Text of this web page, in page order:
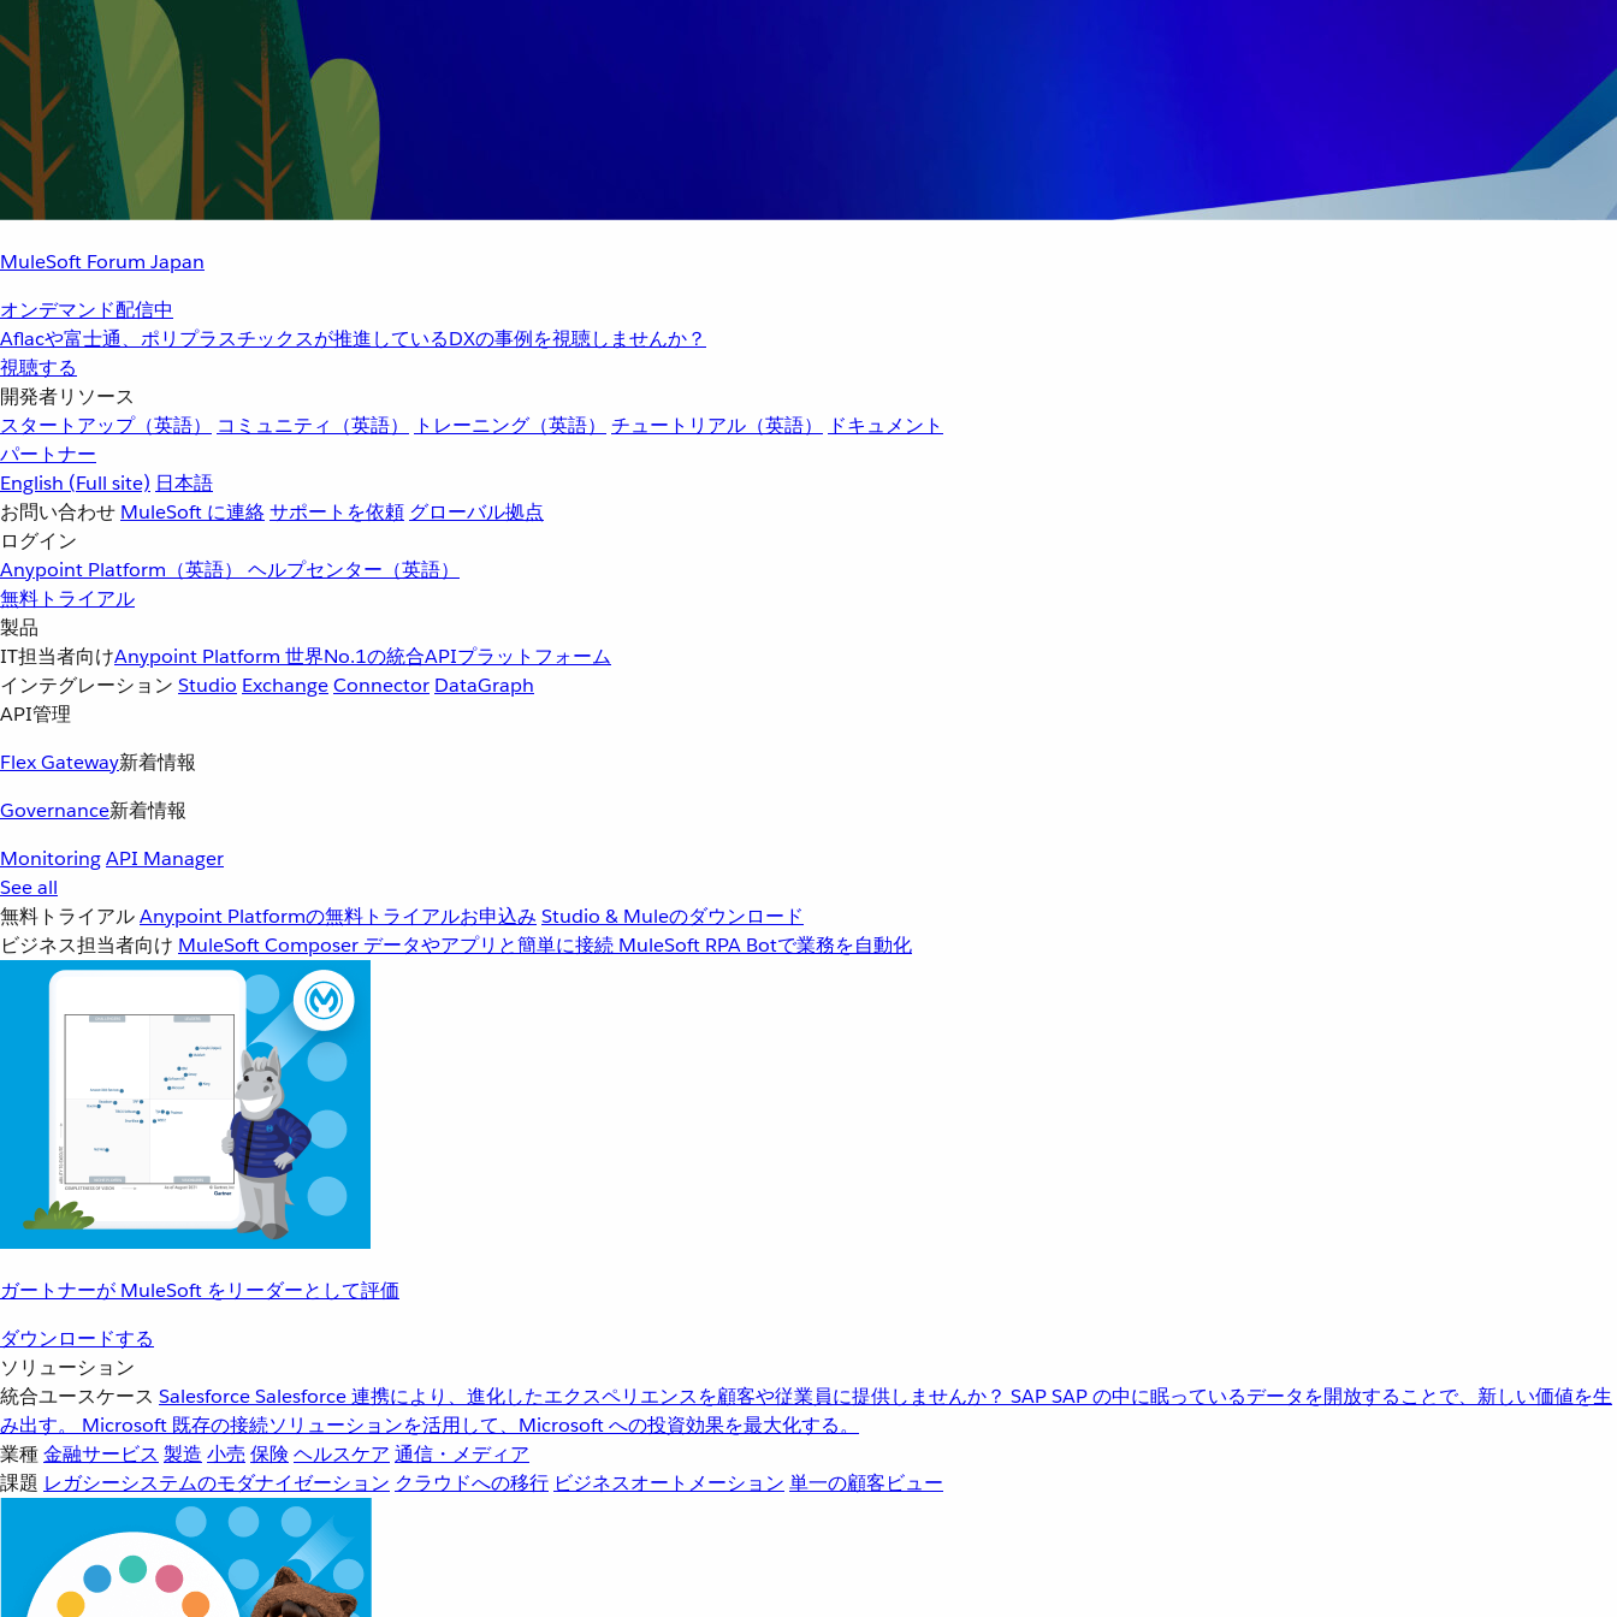
MuleSoft Forum Japan
オンデマンド配信中
Aflacや富士通、ポリプラスチックスが推進しているDXの事例を視聴しませんか？
視聴する
開発者リソース
スタートアップ（英語）
コミュニティ（英語） トレーニング（英語） チュートリアル（英語）
ドキュメント
パートナー
English (Full site) 日本語
お問い合わせ MuleSoft に連絡サポートを依頼 グローバル拠点
ログイン
Anypoint Platform（英語） ヘルプセンター（英語）
無料トライアル
製品
IT担当者向けAnypoint Platform 世界No.1の統合APIプラットフォーム
インテグレーション Studio ExchangeConnector DataGraph
API管理
Flex Gateway新着情報
Governance新着情報
MonitoringAPI Manager
See all
無料トライアルAnypoint Platformの無料トライアルお申込み Studio & Muleのダウンロード
ビジネス担当者向け MuleSoft Composer データやアプリと簡単に接続 MuleSoft RPA Botで業務を自動化
ガートナーが MuleSoft をリーダーとして評価
ダウンロードする
ソリューション
統合ユースケース SalesforceSalesforce 連携により、進化したエクスペリエンスを顧客や従業員に提供しませんか？ SAPSAP の中に眠っているデータを開放することで、新しい価値を生
み出す。
Microsoft 既存の接続ソリューションを活用して、Microsoft への投資効果を最大化する。
業種金融サービス 製造 小売 保険 ヘルスケア 通信・メディア
課題 レガシーシステムのモダナイゼーション クラウドへの移行 ビジネスオートメーション 単一の顧客ビュー